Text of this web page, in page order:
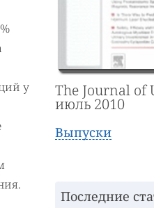
у
The Journal of
июль 2010
Выпуски
Последние